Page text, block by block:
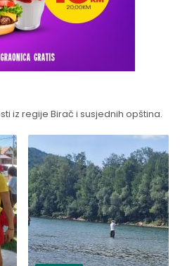
iz regije Birač i susjednih opština.